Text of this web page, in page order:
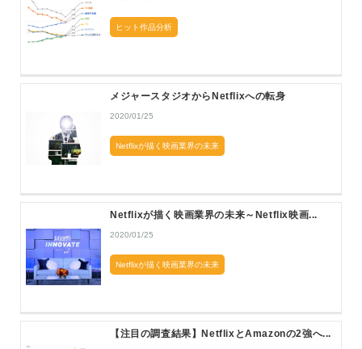
ヒット作品分析
メジャースタジオからNetflixへの転身
2020/01/25
Netflixが描く映画業界の未来
Netflixが描く映画業界の未来～Netflix映画...
2020/01/25
Netflixが描く映画業界の未来
【注目の調査結果】NetflixとAmazonの2強へ...